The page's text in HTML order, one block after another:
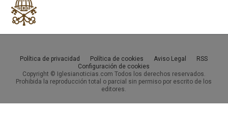
Política de privacidad Política de cookies Aviso Legal
RSS
Configuración de cookies
Copyright © Iglesianoticias.com Todos los derechos reservados.
Prohibida la reproducción total o parcial sin permiso por escrito de los
editores.